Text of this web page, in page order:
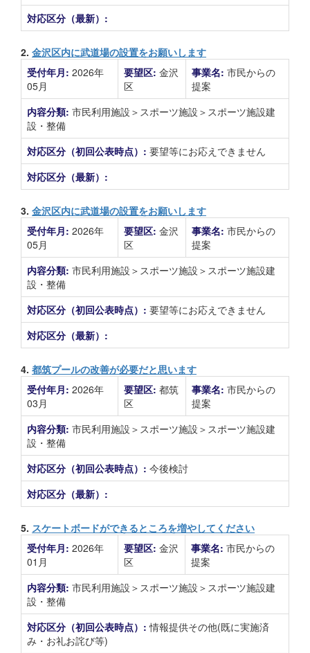
対応区分（最新）:
2. 金沢区内に武道場の設置をお願いします
受付年月: 2026年
05月
要望区: 金沢
区
事業名: 市民からの
提案
内容分類: 市民利用施設＞スポーツ施設＞スポーツ施設建
設・整備
対応区分（初回公表時点）: 要望等にお応えできません
対応区分（最新）:
3. 金沢区内に武道場の設置をお願いします
受付年月: 2026年
05月
要望区: 金沢
区
事業名: 市民からの
提案
内容分類: 市民利用施設＞スポーツ施設＞スポーツ施設建
設・整備
対応区分（初回公表時点）: 要望等にお応えできません
対応区分（最新）:
4. 都筑プールの改善が必要だと思います
受付年月: 2026年
03月
要望区: 都筑
区
事業名: 市民からの
提案
内容分類: 市民利用施設＞スポーツ施設＞スポーツ施設建
設・整備
対応区分（初回公表時点）: 今後検討
対応区分（最新）:
5. スケートボードができるところを増やしてください
受付年月: 2026年
01月
要望区: 金沢
区
事業名: 市民からの
提案
内容分類: 市民利用施設＞スポーツ施設＞スポーツ施設建
設・整備
対応区分（初回公表時点）:情報提供その他(既に実施済
み・お礼お詫び等)